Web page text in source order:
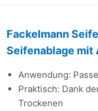
Fackelmann
Seifenablage mit
Anwendung:
Praktisch: Dank
Trockenen